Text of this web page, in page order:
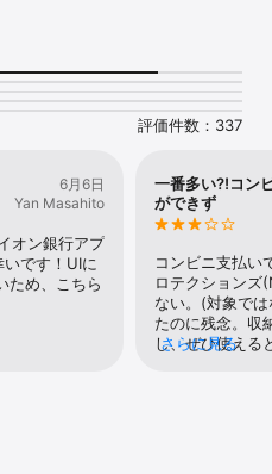
管理するため、セキュリティも
のお客さま
にて最新情報をご確認くださ
行PayB」は、ビリングシステム
自社アプリとして開発されたも
評価件数：337
6月6日
Yan Masahito
オン銀行アプ
です！UIに
ため、こちら
一番多い⁈コン
ができず
コンビニ支払い
ロテクションズ
ない。(対象で
たのに残念。収
し、ぜひ使える
さらに見る